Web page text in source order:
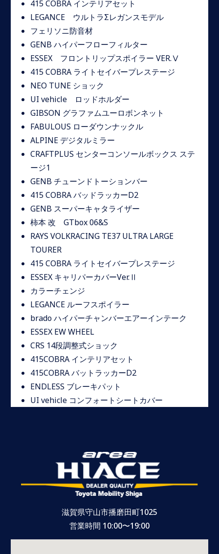
415 COBRA インテリアセット
LEGANCE ウルトラΣレガンスモデル
フェリソニ防音材
GENB ハイパーフローフィルター
ESSEX フロントリップスポイラー VER.Ⅴ
415 COBRA ライトセイバープレステージ
NEO TUNE ショック
UI vehicle ロッドホルダー
GIBSON グラファムユーロボンネット
FABULOUS ローダウンナックル
ALPINE デジタルミラー
CRAFTPLUS センターコンソールボックス ステ
ージ1
GENB チューンドトーションバー
415 COBRA バッドラッカーD2
GENB スーパーキャタライザー
柿本 改 GTbox 06&S
RAYS VOLKRACING TE37 ULTRA LARGE
TOURER
415 COBRA ライトセイバープレステージ
ESSEX キャリパーカバーVer.Ⅱ
カラーチェンジ
LEGANCE ルーフスポイラー
brado ハイパーチャンバーエアーインテーク
ESSEX EW WHEEL
CRS 14段調整式ショック
415COBRA インテリアセット
415COBRA バットラッカーD2
ENDLESS ブレーキパット
UI vehicle コンフォートシートカバー
滋賀県守山市播磨田町1025
営業時間 10:00〜19:00